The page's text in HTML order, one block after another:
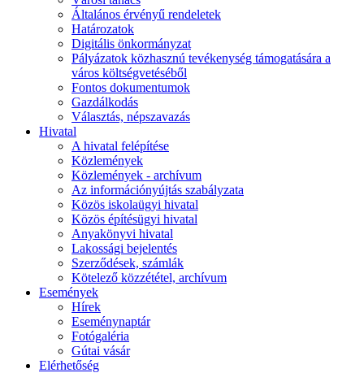
Általános érvényű rendeletek
Határozatok
Digitális önkormányzat
Pályázatok közhasznú tevékenység támogatására a
város költségvetéséből
Fontos dokumentumok
Gazdálkodás
Választás, népszavazás
Hivatal
A hivatal felépítése
Közlemények
Közlemények - archívum
Az információnyújtás szabályzata
Közös iskolaügyi hivatal
Közös építésügyi hivatal
Anyakönyvi hivatal
Lakossági bejelentés
Szerződések, számlák
Kötelező közzététel, archívum
Események
Hírek
Eseménynaptár
Fotógaléria
Gútai vásár
Elérhetőség